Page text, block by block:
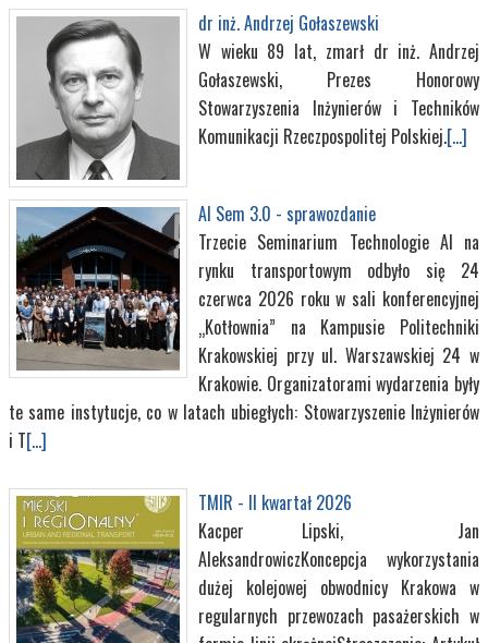
dr inż. Andrzej Gołaszewski
W wieku 89 lat, zmarł dr inż. Andrzej
Gołaszewski, Prezes Honorowy
Stowarzyszenia Inżynierów i Techników
Komunikacji Rzeczpospolitej Polskiej.[...]
AI Sem 3.0 - sprawozdanie
Trzecie Seminarium Technologie AI na
rynku transportowym odbyło się 24
czerwca 2026 roku w sali konferencyjnej
„Kotłownia” na Kampusie Politechniki
Krakowskiej przy ul. Warszawskiej 24 w
Krakowie. Organizatorami wydarzenia były
te same instytucje, co w latach ubiegłych: Stowarzyszenie Inżynierów
i T[...]
TMIR - II kwartał 2026
Kacper Lipski, Jan
AleksandrowiczKoncepcja wykorzystania
dużej kolejowej obwodnicy Krakowa w
regularnych przewozach pasażerskich w